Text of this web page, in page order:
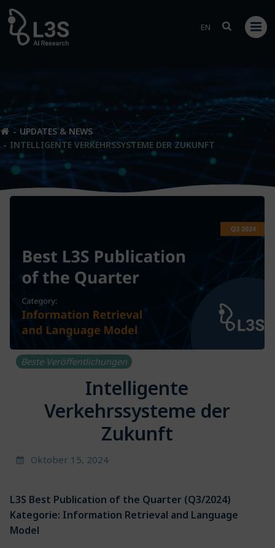
EN
UPDATES & NEWS
INTELLIGENTE VERKEHRSSYSTEME DER ZUKUNFT
Beste Veröffentlichungen
Intelligente
Verkehrssysteme der
Zukunft
Oktober 15, 2024
L3S Best Publication of the Quarter (Q3/2024)
Kategorie: Information Retrieval and Language
Model